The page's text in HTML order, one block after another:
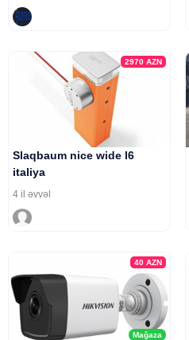
2970AZN
Slaqbaum nice wide l6
italiya
4 il əvvəl
Mağaza
40AZN